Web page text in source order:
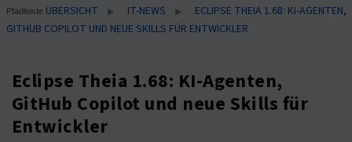
Pfadleiste ÜBERSICHT ▶ IT-NEWS ▶
ECLIPSE THEIA 1.68: KI-AGENTEN,
GITHUB COPILOT UND NEUE SKILLS FÜR ENTWICKLER
Eclipse Theia 1.68: KI-Agenten,
GitHub Copilot und neue Skills für
Entwickler